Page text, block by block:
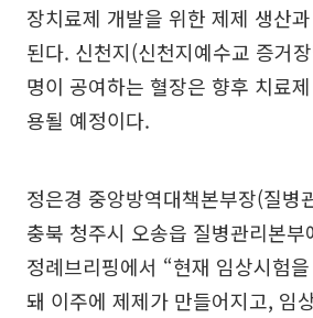
장치료제 개발을 위한 제제 생산
된다. 신천지(신천지예수교 증거
명이 공여하는 혈장은 향후 치료
용될 예정이다.
정은경 중앙방역대책본부장(질병
충북 청주시 오송읍 질병관리본
정례브리핑에서 “현재 임상시험
돼 이주에 제제가 만들어지고, 임